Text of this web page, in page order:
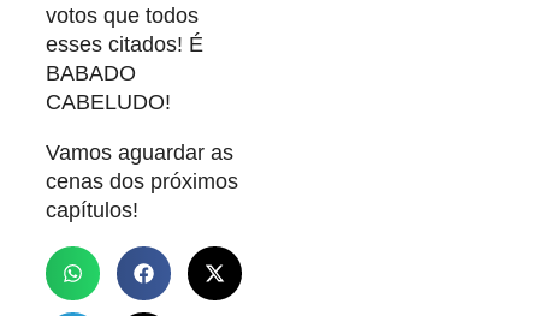
votos que todos
esses citados! É
BABADO
CABELUDO!
Vamos aguardar as
cenas dos próximos
capítulos!